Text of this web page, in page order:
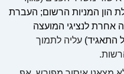
הון המניות הרשום; העברת
אחרת לנציגי המועצה
התאגיד) עליה לתמוך